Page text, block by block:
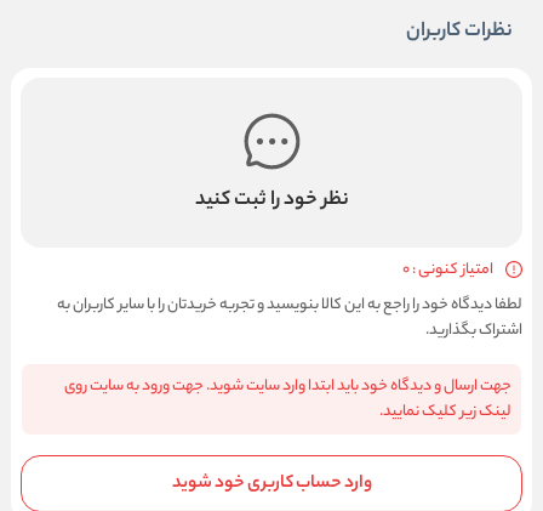
نظرات کاربران
نظر خود را ثبت کنید
امتیاز کنونی : 0
لطفا دیدگاه خود را راجع به این کالا بنویسید و تجربه خریدتان را با سایر کاربران به
اشتراک بگذارید.
جهت ارسال و دیدگاه خود باید ابتدا وارد سایت شوید. جهت ورود به سایت روی
لینک زیر کلیک نمایید.
وارد حساب کاربری خود شوید